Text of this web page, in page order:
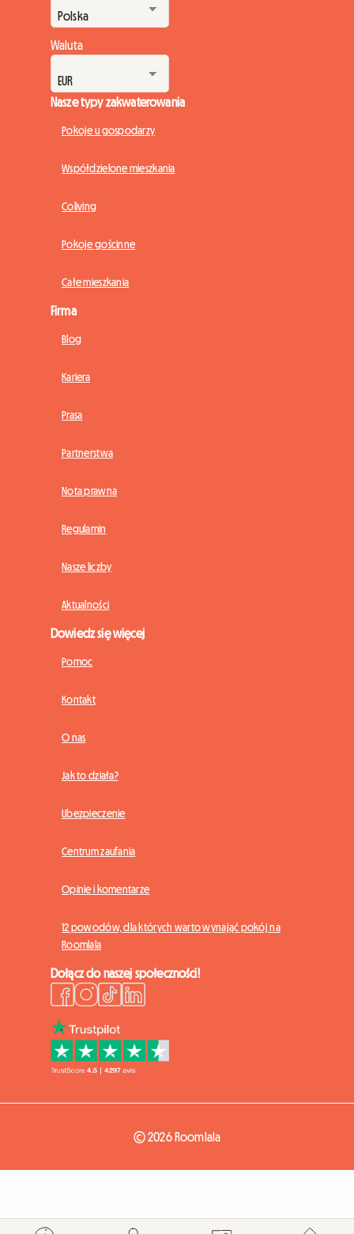
Waluta
Nasze typy zakwaterowania
Pokoje u gospodarzy
Współdzielone mieszkania
Coliving
Pokoje gościnne
Całe mieszkania
Firma
Blog
Kariera
Prasa
Partnerstwa
Nota prawna
Regulamin
Nasze liczby
Aktualności
Dowiedz się więcej
Pomoc
Kontakt
O nas
Jak to działa?
Ubezpieczenie
Centrum zaufania
Opinie i komentarze
12 powodów, dla których warto wynająć pokój na
Roomlala
Dołącz do naszej społeczności!
© 2026 Roomlala